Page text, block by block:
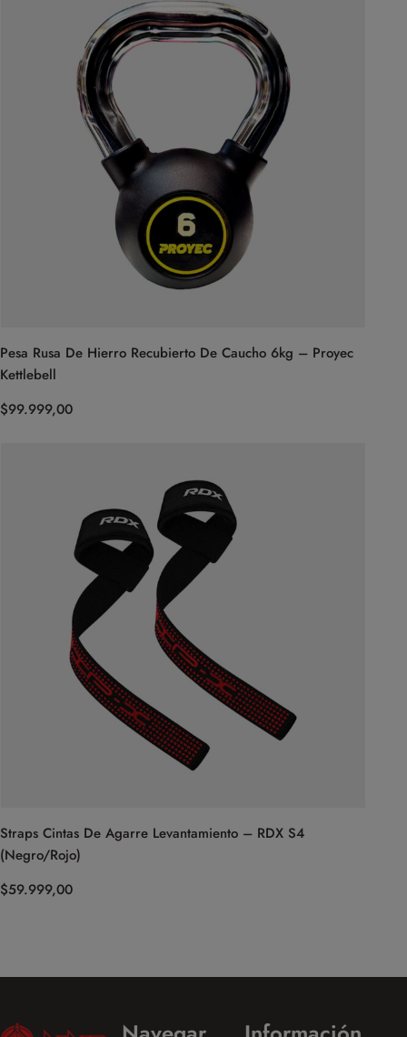
Pesa Rusa De Hierro Recubierto De Caucho 6kg – Proyec
Kettlebell
$99.999,00
Straps Cintas De Agarre Levantamiento – RDX S4
(Negro/Rojo)
$59.999,00